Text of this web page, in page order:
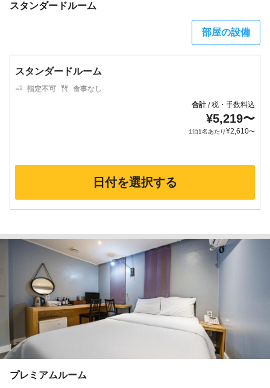
スタンダードルーム
部屋の設備
スタンダードルーム
指定不可
食事なし
合計/税・手数料込
¥5,219〜
1泊1名あたり¥2,610〜
日付を選択する
プレミアムルーム